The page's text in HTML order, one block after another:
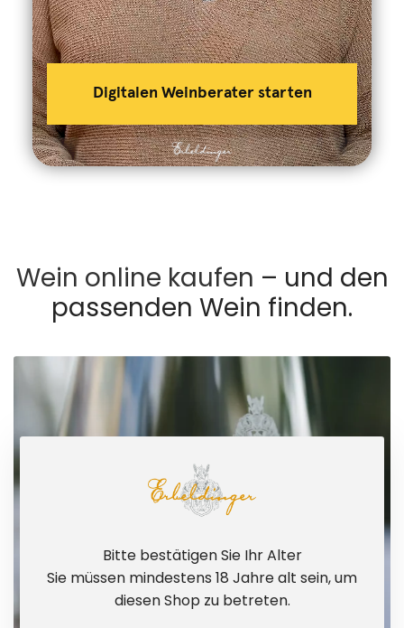
Wein online kaufen – und den
passenden Wein finden.
Bitte bestätigen Sie Ihr Alter
Sie müssen mindestens 18 Jahre alt sein, um
diesen Shop zu betreten.